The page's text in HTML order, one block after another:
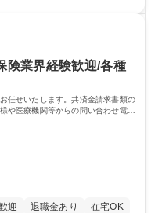
学歴・資格 学
険業界経験歓迎/各種
任せいたします。共済金請求書類の
や医療機関等からの問い合わせ電話
迎 退職金あり
在宅OK